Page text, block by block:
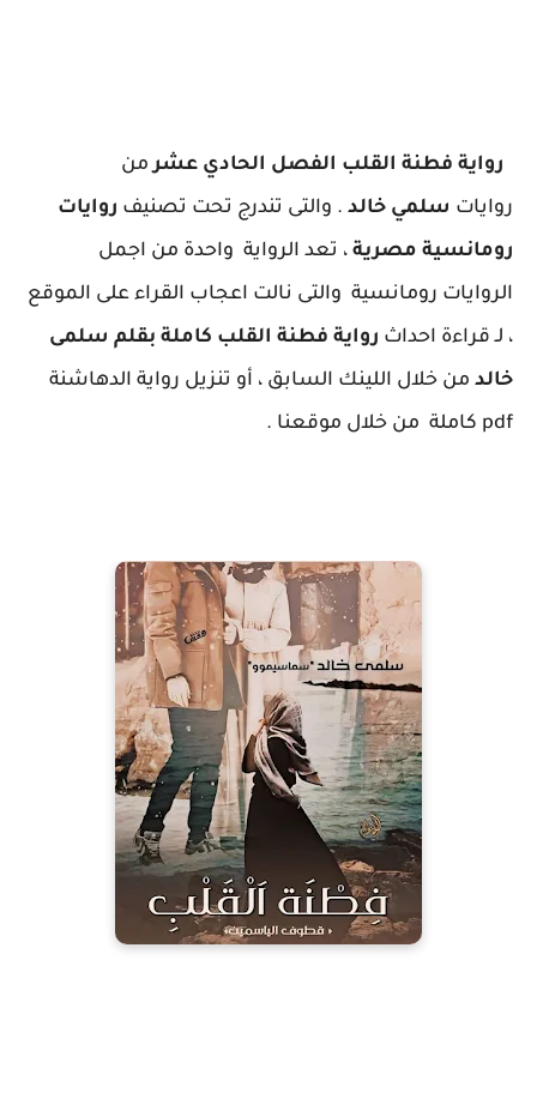
رواية فطنة القلب الفصل الحادي عشر من
روايات سلمي خالد . والتى تندرج تحت تصنيف روايات
رومانسية مصرية ، تعد الرواية واحدة من اجمل
الروايات رومانسية والتى نالت اعجاب القراء على الموقع
، لـ قراءة احداث رواية فطنة القلب كاملة بقلم سلمى
خالد من خلال اللينك السابق ، أو تنزيل رواية الدهاشنة
pdf كاملة من خلال موقعنا .